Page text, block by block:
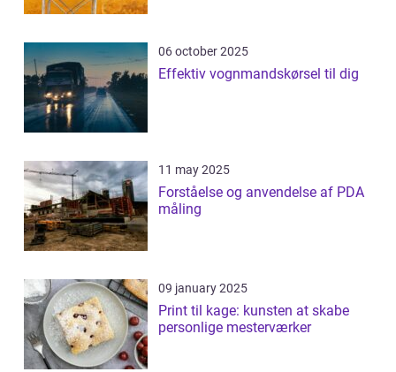
06 october 2025
Effektiv vognmandskørsel til dig
11 may 2025
Forståelse og anvendelse af PDA
måling
09 january 2025
Print til kage: kunsten at skabe
personlige mesterværker